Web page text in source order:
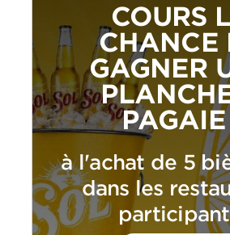
COURS
CHANCE
GAGNER
à l'achat de 5
dans les